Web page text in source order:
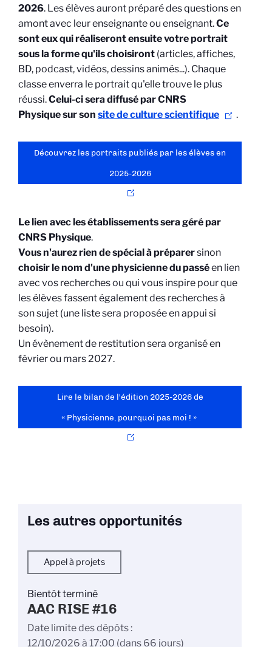
2026. Les élèves auront préparé des questions en
amont avec leur enseignante ou enseignant.Ce
sont eux qui réaliseront ensuite votre portrait
sous la forme qu'ils choisiront (articles, affiches,
BD, podcast, vidéos, dessins animés...). Chaque
classe enverra le portrait qu'elle trouve le plus
réussi.Celui-ci sera diffusé par CNRS
Physique sur son site de culture scientifique .
Découvrez les portraits publiés par les élèves en
2025-2026
Le lien avec les établissements sera géré par
CNRS Physique.
Vous n'aurez rien de spécial à préparersinon
choisir le nom d'une physicienne du passéen lien
avec vos recherches ou qui vous inspire pour que
les élèves fassent également des recherches à
son sujet (une liste sera proposée en appui si
besoin).
Un évènement de restitution sera organisé en
février ou mars 2027.
Lire le bilan de l'édition 2025-2026 de
« Physicienne, pourquoi pas moi ! »
Les autres opportunités
Appel à projets
Bientôt terminé
AAC RISE #16
Date limite des dépôts
12/10/2026 à 17:00 (dans 66 jours)